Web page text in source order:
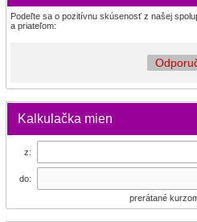
Podeľte sa o pozitívnu skúsenosť z našej
a priateľom:
Kalkulačka mien
z:
do:
prerátané